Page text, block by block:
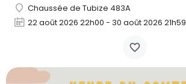
Chaussée de Tubize 483A
22 août 2026 22h00 - 30 août 2026 21h59